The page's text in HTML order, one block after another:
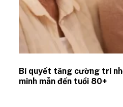
Bí quyết tăng cường trí
minh mẫn đến tuổi 80+